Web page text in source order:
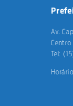
Av.
Centro
Tel: